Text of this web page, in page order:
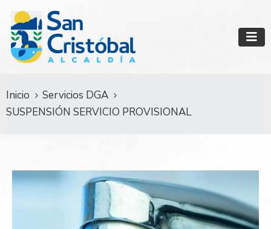
Inicio
Servicios DGA
SUSPENSIÓN SERVICIO PROVISIONAL